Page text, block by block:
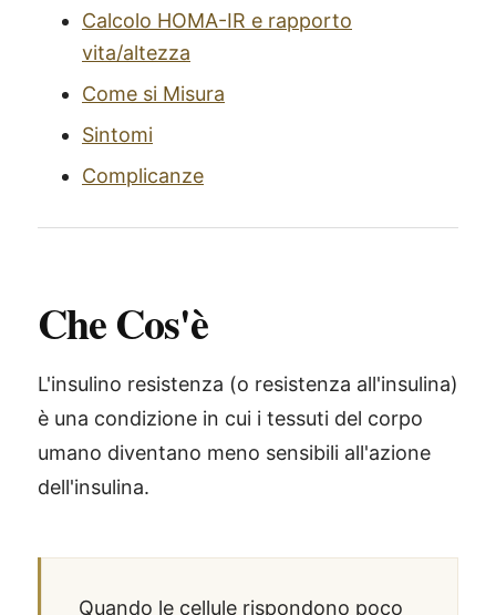
Calcolo HOMA-IR e rapporto
vita/altezza
Come si Misura
Sintomi
Complicanze
Che Cos'è
L'insulino resistenza (o resistenza all'insulina)
è una condizione in cui i tessuti del corpo
umano diventano meno sensibili all'azione
dell'insulina.
Quando le cellule rispondono poco